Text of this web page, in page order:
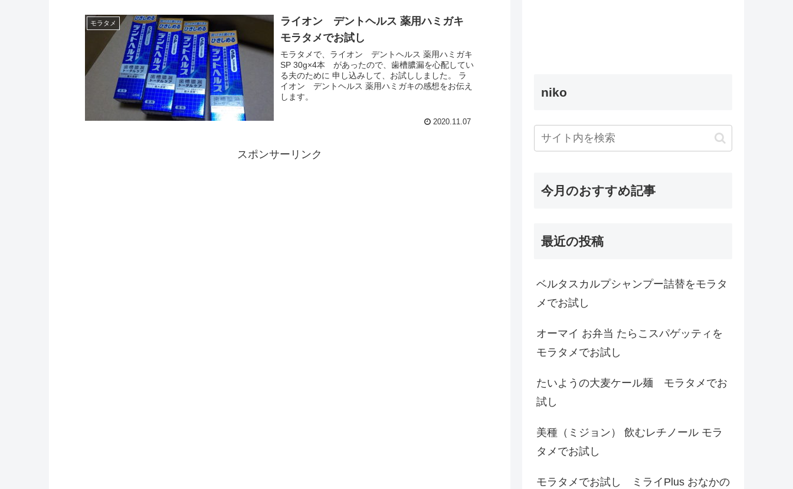
モラタメ
ライオン デントヘルス 薬用ハミガキ
モラタメでお試し
モラタメで、ライオン デントヘルス 薬用ハミガキ
SP 30g×4本 があったので、歯槽膿漏を心配してい
る夫のために 申し込みして、お試ししました。 ラ
イオン デントヘルス 薬用ハミガキの感想をお伝え
します。
2020.11.07
スポンサーリンク
niko
今月のおすすめ記事
最近の投稿
ベルタスカルプシャンプー詰替をモラタ
メでお試し
オーマイ お弁当 たらこスパゲッティを
モラタメでお試し
たいようの大麦ケール麺 モラタメでお
試し
美種（ミジョン） 飲むレチノール モラ
タメでお試し
モラタメでお試し ミライPlus おなかの